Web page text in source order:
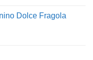
Dolce Fragola